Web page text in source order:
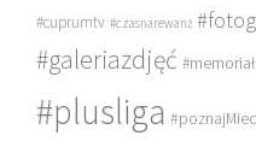
#cuprumtv #czasnarewanż
#galeriazdjęć #memoriał
#plusliga